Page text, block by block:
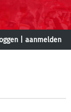
aanmelden